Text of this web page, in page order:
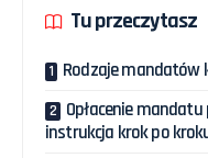
Tu przeczytasz
Rodzaje mandatów
Opłacenie
instrukcja krok po